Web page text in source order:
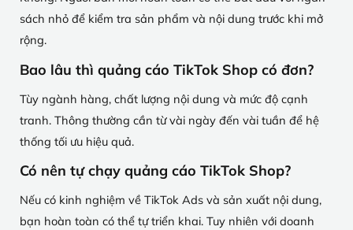
sách nhỏ để kiểm tra sản phẩm và nội dung trước khi mở
rộng.
Bao lâu thì quảng cáo TikTok Shop có đơn?
Tùy ngành hàng, chất lượng nội dung và mức độ cạnh
tranh. Thông thường cần từ vài ngày đến vài tuần để hệ
thống tối ưu hiệu quả.
Có nên tự chạy quảng cáo TikTok Shop?
Nếu có kinh nghiệm về TikTok Ads và sản xuất nội dung,
bạn hoàn toàn có thể tự triển khai. Tuy nhiên với doanh